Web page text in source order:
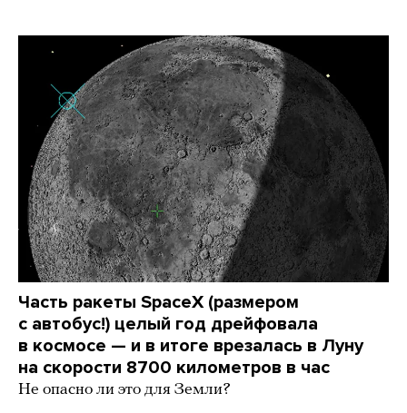
Часть ракеты SpaceX (размером
с автобус!) целый год дрейфовала
в космосе — и в итоге врезалась в Луну
на скорости 8700 километров в час
Не опасно ли это для Земли?